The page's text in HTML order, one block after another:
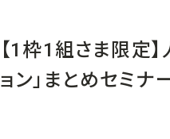
【1枠1組さま限定
ョン」まとめセミナ